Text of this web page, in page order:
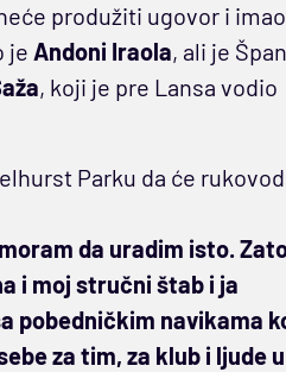
produžiti ugovor i
je Andoni Iraola, ali je
, koji je pre Lansa vodio
Parku da će
da uradim isto.
i moj stručni štab i ja
pobedničkim navikama
za tim, za klub i ljude u